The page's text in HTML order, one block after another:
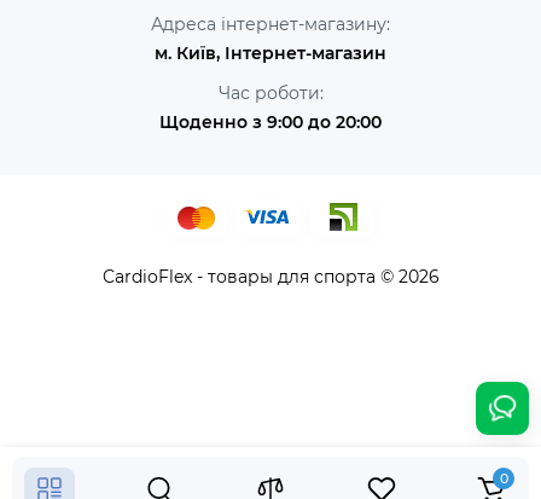
0
17070 грн.
Купити
Адреса інтернет-магазину:
м. Київ, Інтернет-магазин
Час роботи:
Щоденно з 9:00 до 20:00
CardioFlex - товары для спорта © 2026